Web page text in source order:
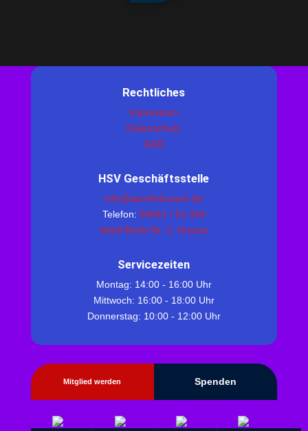
Rechtliches
Impressum
Datenschutz
AGB
HSV Geschäftsstelle
info@sportinhusum.de
Telefon: 04841 / 61 444
Adolf-Brütt-Str. 2, Husum
Servicezeiten
Montag: 14:00 - 16:00 Uhr
Mittwoch: 16:00 - 18:00 Uhr
Donnerstag: 10:00 - 12:00 Uhr
Mitglied werden Spenden